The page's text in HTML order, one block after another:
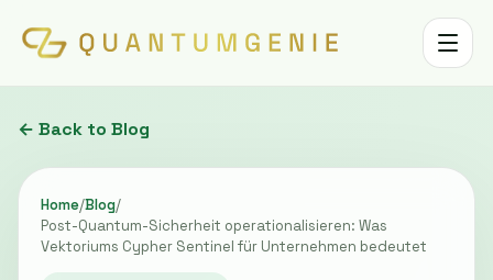
Toggle
← Back to Blog
Home/Blog/
Post-Quantum-Sicherheit operationalisieren: Was
Vektoriums Cypher Sentinel für Unternehmen bedeutet